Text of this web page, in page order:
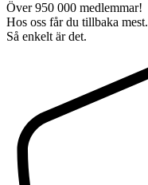
Över 950 000 medlemmar!
Hos oss får du tillbaka mest.
Så enkelt är det.